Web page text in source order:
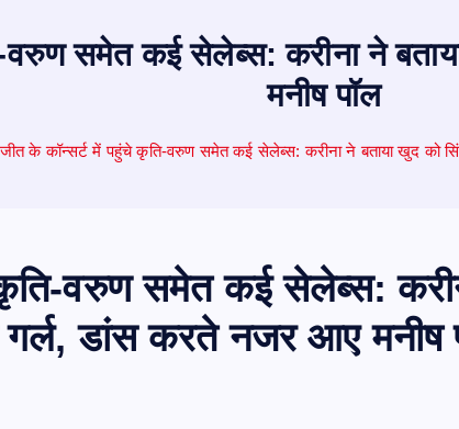
वरुण समेत कई सेलेब्स: करीना ने
मनीष पॉल
के कॉन्सर्ट में पहुंचे कृति-वरुण समेत कई सेलेब्स: करीना ने बताया खुद को
वरुण समेत कई सेलेब्स:
डांस करते नजर आए मनीष